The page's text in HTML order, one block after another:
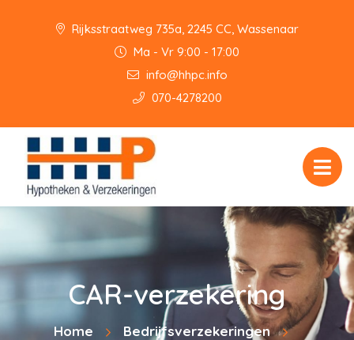
Rijksstraatweg 735a, 2245 CC, Wassenaar
Ma - Vr 9:00 - 17:00
info@hhpc.info
070-4278200
CAR-verzekering
Home
Bedrijfsverzekeringen